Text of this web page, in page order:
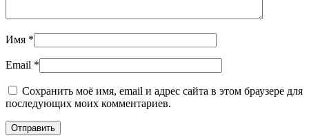
Имя *
Email *
Сохранить моё имя, email и адрес сайта в этом браузере для
последующих моих комментариев.